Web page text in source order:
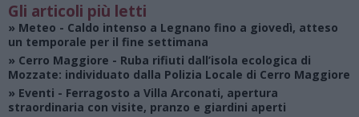
Gli articoli più letti
» Meteo - Caldo intenso a Legnano fino a giovedì, atteso
un temporale per il fine settimana
» Cerro Maggiore - Ruba rifiuti dall’isola ecologica di
Mozzate: individuato dalla Polizia Locale di Cerro Maggiore
» Eventi - Ferragosto a Villa Arconati, apertura
straordinaria con visite, pranzo e giardini aperti